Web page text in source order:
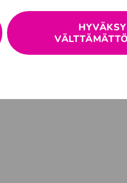
HYVÄKSY